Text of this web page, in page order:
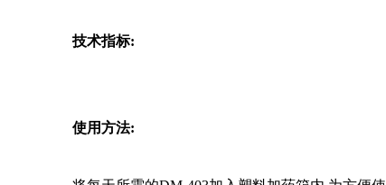
技术指标:
使用方法: